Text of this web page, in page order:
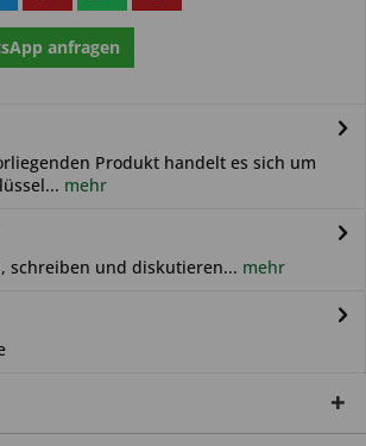
anfragen
Produkt handelt es sich um
mehr
schreiben und diskutieren... mehr